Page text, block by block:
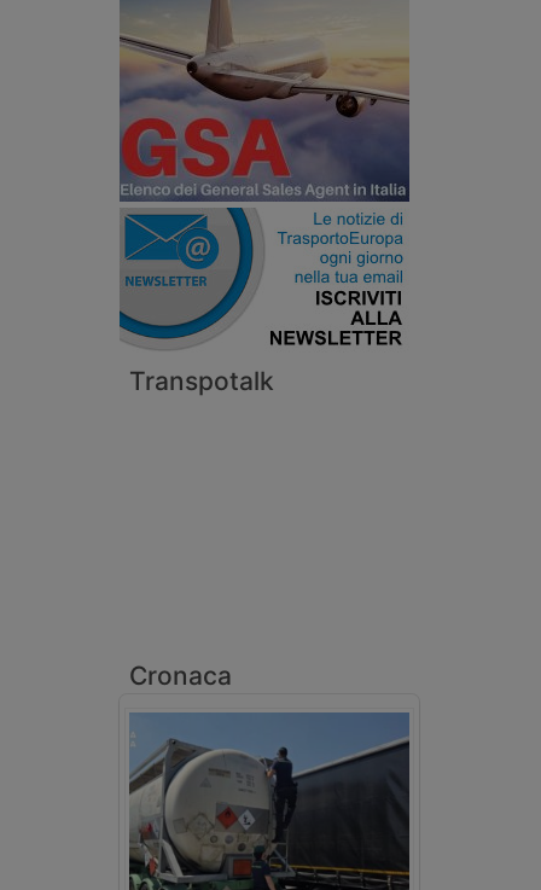
Transpotalk
Cronaca